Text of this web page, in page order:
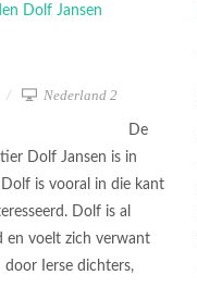
Nederland 2
De
Dolf Jansen is in
Dolf is vooral in die kant
Dolf is al
en voelt zich verwant
door Ierse dichters,